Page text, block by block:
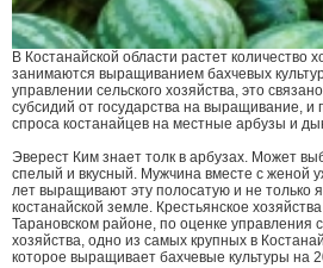
В Костанайской области растет количество
занимаются выращиванием бахчевых
управлении сельского хозяйства, это
субсидий от государства на выращивание,
спроса костанайцев на местные арбузы и
Эверест Ким знает толк в арбузах. Может
спелый и вкусный. Мужчина вместе с женой
лет выращивают эту полосатую и не только
костанайской земле. Крестьянское
Тарановском районе, по оценке управления
хозяйства, одно из самых крупных в
которое выращивает бахчевые культуры на